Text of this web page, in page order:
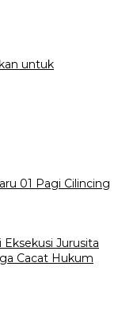
untuk
01 Pagi Cilincing
Jurusita
Cacat Hukum